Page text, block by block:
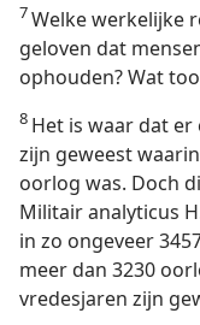
7Welke werkelijke
geloven dat
ophouden? Wat
8 Het is waar dat
zijn geweest
oorlog was. Doch
Militair analyticus
in zo ongeveer
meer dan 3230
vredesjaren zijn